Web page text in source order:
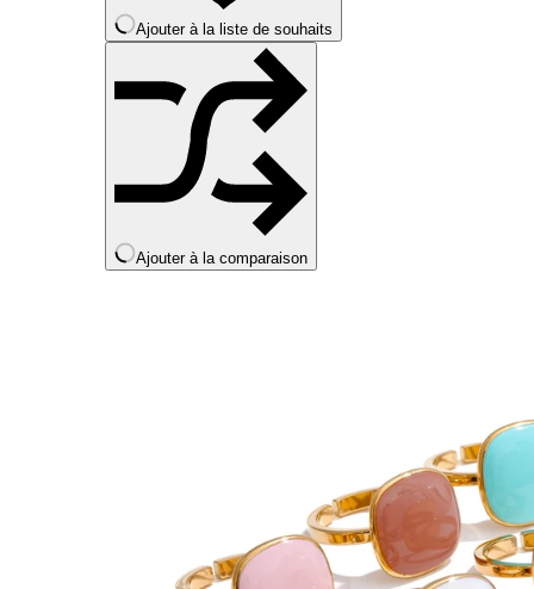
page
du
produit
Ajouter à la liste de souhaits
Ajouter à la comparaison